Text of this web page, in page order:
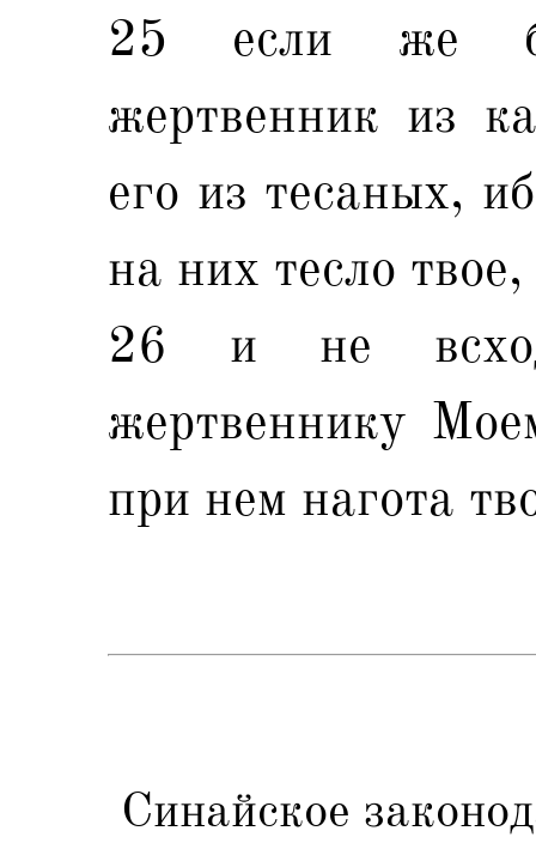
25 если же
жертвенник из
его из тесаных,
на них тесло
26 и не
жертвеннику
при нем нагота
Синайское